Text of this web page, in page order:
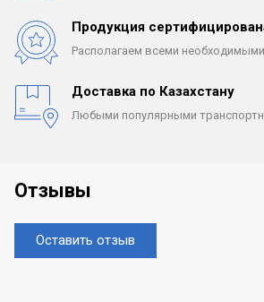
Продукция
Располагаем всеми
Доставка по Казахстану
Любыми популярными
Отзывы
Оставить отзыв